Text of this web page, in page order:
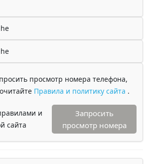
просмотр номера телефона,
Правила и политику сайта .
и
сайта
Запросить
просмотр номера